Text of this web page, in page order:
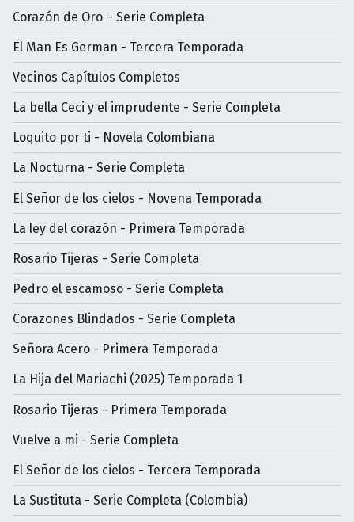
Corazón de Oro – Serie Completa
El Man Es German - Tercera Temporada
Vecinos Capítulos Completos
La bella Ceci y el imprudente - Serie Completa
Loquito por ti - Novela Colombiana
La Nocturna - Serie Completa
El Señor de los cielos - Novena Temporada
La ley del corazón - Primera Temporada
Rosario Tijeras - Serie Completa
Pedro el escamoso - Serie Completa
Corazones Blindados - Serie Completa
Señora Acero - Primera Temporada
La Hija del Mariachi (2025) Temporada 1
Rosario Tijeras - Primera Temporada
Vuelve a mi - Serie Completa
El Señor de los cielos - Tercera Temporada
La Sustituta - Serie Completa (Colombia)